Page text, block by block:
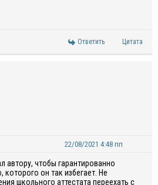
Ответить Цитата
22/08/2021 4:48 пп
автору, чтобы гарантированно
он так избегает. Не
школьного аттестата переехать с